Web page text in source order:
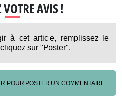
AVIS !
à cet article, remplissez le
sur "Poster".
POUR POSTER UN COMMENTAIRE